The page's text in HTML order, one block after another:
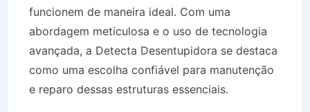
funcionem de maneira ideal. Com uma
abordagem meticulosa e o uso de tecnologia
avançada, a Detecta Desentupidora se destaca
como uma escolha confiável para manutenção
e reparo dessas estruturas essenciais.